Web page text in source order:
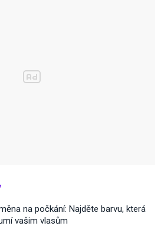
na počkání: Najděte barvu, která
vašim vlasům